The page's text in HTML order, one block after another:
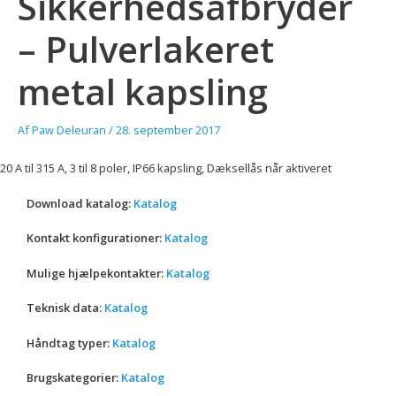
– Pulverlakeret
metal kapsling
AfPaw Deleuran /28. september 2017
20 A til 315 A, 3 til 8 poler, IP66 kapsling, Dæksellås når aktiveret
Download katalog: Katalog
Kontakt konfigurationer: Katalog
Mulige hjælpekontakter: Katalog
Teknisk data: Katalog
Håndtag typer: Katalog
Brugskategorier: Katalog